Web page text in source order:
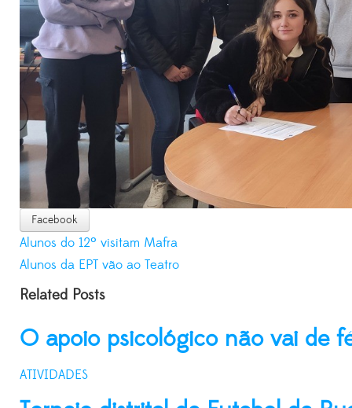
Facebook
Alunos do 12º visitam Mafra
Alunos da EPT vão ao Teatro
Related Posts
O apoio psicológico não vai de
ATIVIDADES